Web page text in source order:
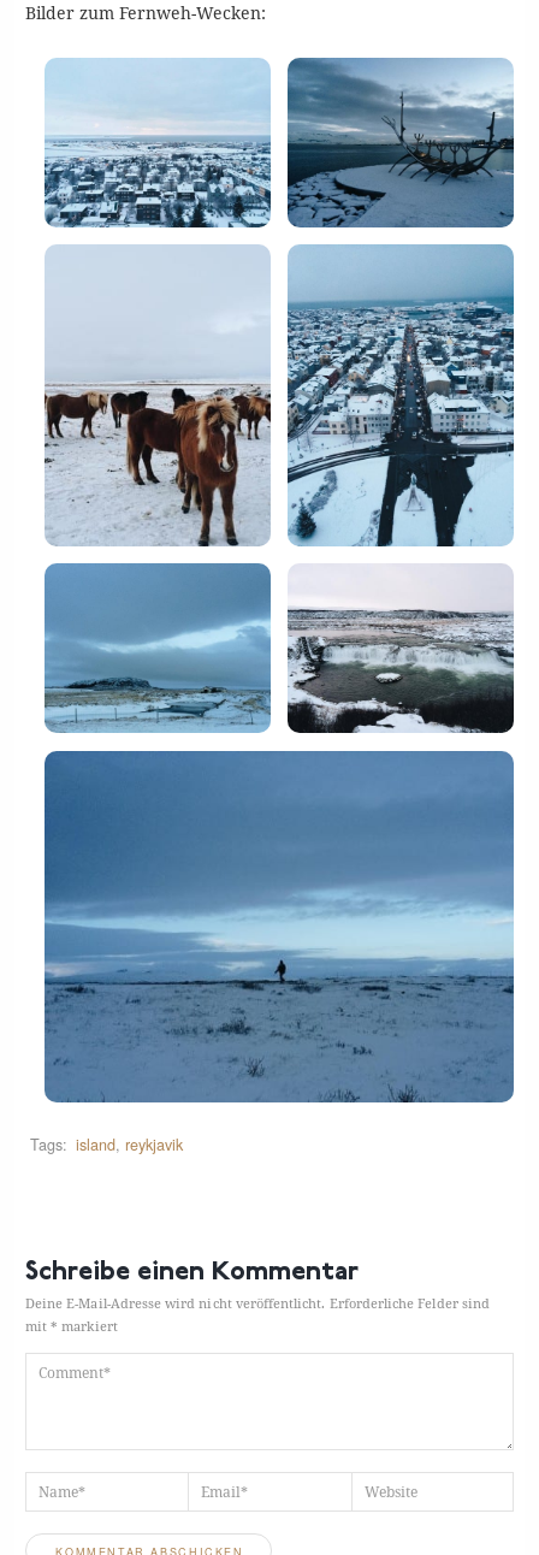
Bilder zum Fernweh-Wecken:
Tags: island, reykjavik
Schreibe einen Kommentar
Deine E-Mail-Adresse wird nicht veröffentlicht. Erforderliche Felder sind
mit* markiert